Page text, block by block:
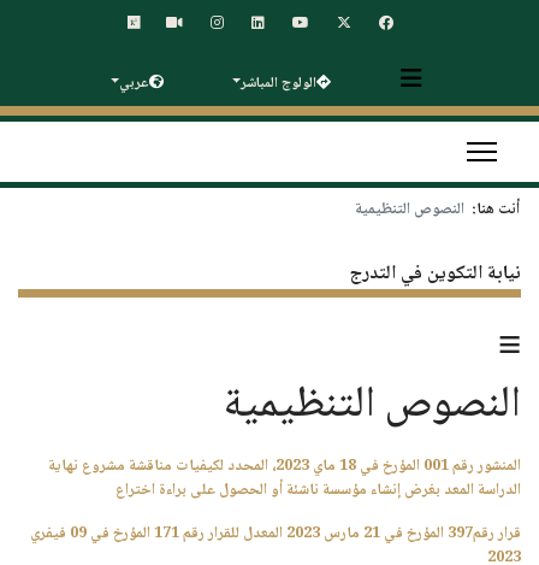
الولوج المباشر عربي
أنت هنا: النصوص التنظيمية
نيابة التكوين في التدرج
≡
النصوص التنظيمية
المنشور رقم 001 المؤرخ في 18 ماي 2023، المحدد لكيفيات مناقشة مشروع نهاية
الدراسة المعد بغرض إنشاء مؤسسة ناشئة أو الحصول على براءة اختراع
قرار رقم397 المؤرخ في 21 مارس 2023 المعدل للقرار رقم 171 المؤرخ في 09 فيفري
2023